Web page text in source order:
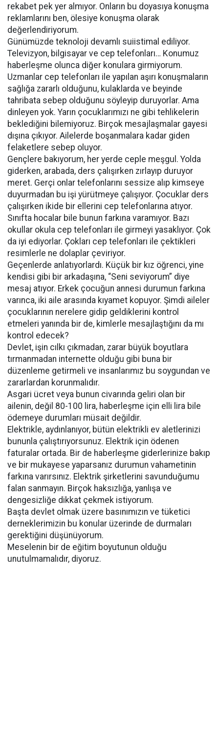
rekabet pek yer almıyor. Onların bu doyasıya konuşma
reklamlarını ben, ölesiye konuşma olarak
değerlendiriyorum.
Günümüzde teknoloji devamlı suiistimal ediliyor.
Televizyon, bilgisayar ve cep telefonları… Konumuz
haberleşme olunca diğer konulara girmiyorum.
Uzmanlar cep telefonları ile yapılan aşırı konuşmaların
sağlığa zararlı olduğunu, kulaklarda ve beyinde
tahribata sebep olduğunu söyleyip duruyorlar. Ama
dinleyen yok. Yarın çocuklarımızı ne gibi tehlikelerin
beklediğini bilemiyoruz. Birçok mesajlaşmalar gayesi
dışına çıkıyor. Ailelerde boşanmalara kadar giden
felaketlere sebep oluyor.
Gençlere bakıyorum, her yerde ceple meşgul. Yolda
giderken, arabada, ders çalışırken zırlayıp duruyor
meret. Gerçi onlar telefonlarını sessize alıp kimseye
duyurmadan bu işi yürütmeye çalışıyor. Çocuklar ders
çalışırken ikide bir ellerini cep telefonlarına atıyor.
Sınıfta hocalar bile bunun farkına varamıyor. Bazı
okullar okula cep telefonları ile girmeyi yasaklıyor. Çok
da iyi ediyorlar. Çokları cep telefonları ile çektikleri
resimlerle ne dolaplar çeviriyor.
Geçenlerde anlatıyorlardı. Küçük bir kız öğrenci, yine
kendisi gibi bir arkadaşına, “Seni seviyorum” diye
mesaj atıyor. Erkek çocuğun annesi durumun farkına
varınca, iki aile arasında kıyamet kopuyor. Şimdi aileler
çocuklarının nerelere gidip geldiklerini kontrol
etmeleri yanında bir de, kimlerle mesajlaştığını da mı
kontrol edecek?
Devlet, işin cılkı çıkmadan, zarar büyük boyutlara
tırmanmadan internette olduğu gibi buna bir
düzenleme getirmeli ve insanlarımız bu soygundan ve
zararlardan korunmalıdır.
Asgari ücret veya bunun civarında geliri olan bir
ailenin, değil 80-100 lira, haberleşme için elli lira bile
ödemeye durumları müsait değildir.
Elektrikle, aydınlanıyor, bütün elektrikli ev aletlerinizi
bununla çalıştırıyorsunuz. Elektrik için ödenen
faturalar ortada. Bir de haberleşme giderlerinize bakıp
ve bir mukayese yaparsanız durumun vahametinin
farkına varırsınız. Elektrik şirketlerini savunduğumu
falan sanmayın. Birçok haksızlığa, yanlışa ve
dengesizliğe dikkat çekmek istiyorum.
Başta devlet olmak üzere basınımızın ve tüketici
derneklerimizin bu konular üzerinde de durmaları
gerektiğini düşünüyorum.
Meselenin bir de eğitim boyutunun olduğu
unutulmamalıdır, diyoruz.